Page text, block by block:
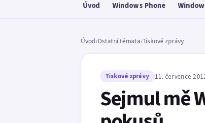
Úvod Windows Phone
Úvod›Ostatní témata›Tiskové zprávy
Tiskové zprávy 11. července
Sejmul mě